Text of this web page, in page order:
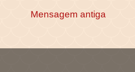
Mensagem antiga